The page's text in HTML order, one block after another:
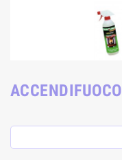
ACCENDIFUOCO